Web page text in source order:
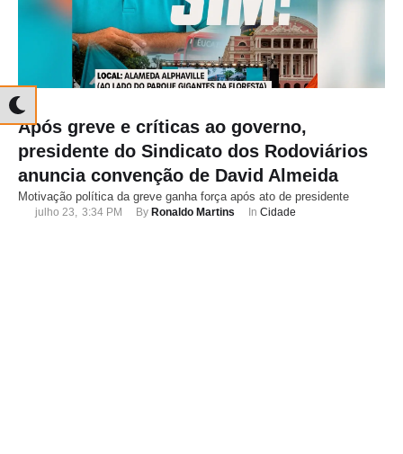
Após greve e críticas ao governo,
presidente do Sindicato dos Rodoviários
anuncia convenção de David Almeida
Motivação política da greve ganha força após ato de presidente
julho 23, 3:34 PM By Ronaldo Martins In Cidade